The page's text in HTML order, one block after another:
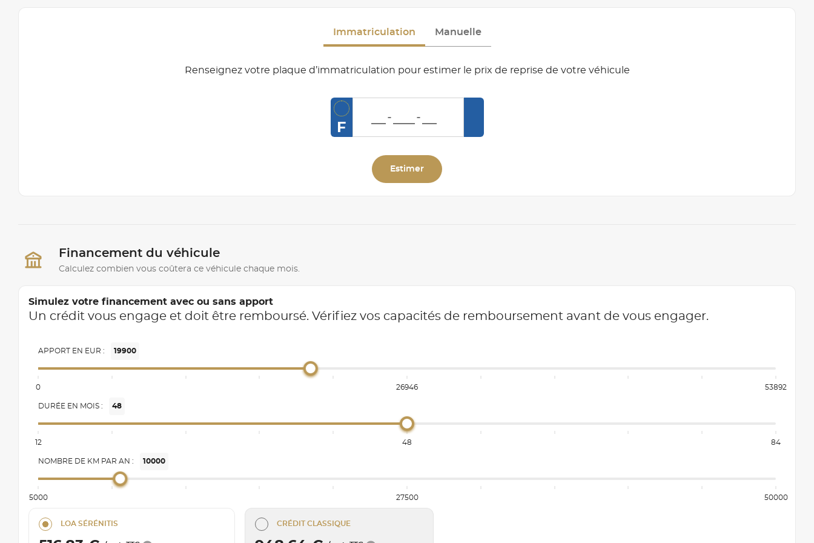
Immatriculation Manuelle
Renseignez votre plaque d’immatriculation pour estimer le prix de reprise de votre véhicule
F
Estimer
Financement du véhicule
Calculez combien vous coûtera ce véhicule chaque mois.
Simulez votre financement avec ou sans apport
Un crédit vous engage et doit être remboursé. Vérifiez vos capacités de remboursement avant de vous engager.
APPORT EN EUR : 19900
0 26946 53892
DURÉE EN MOIS : 48
12 48 84
NOMBRE DE KM PAR AN : 10000
5000 27500 50000
LOA SÉRÉNITIS CRÉDIT CLASSIQUE